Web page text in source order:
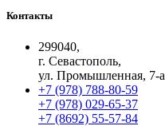
Контакты
299040,
г. Севастополь,
ул. Промышленная, 7-а
+7 (978) 788-80-59
+7 (978) 029-65-37
+7 (8692) 55-57-84